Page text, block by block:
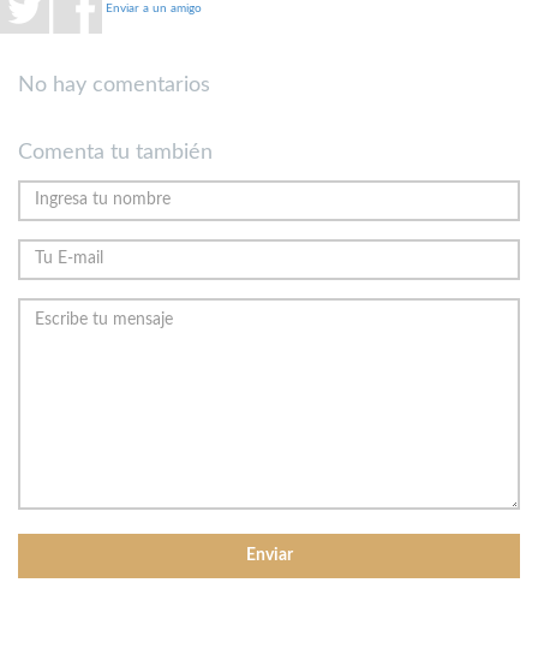
Enviar a un amigo
No hay comentarios
Comenta tu también